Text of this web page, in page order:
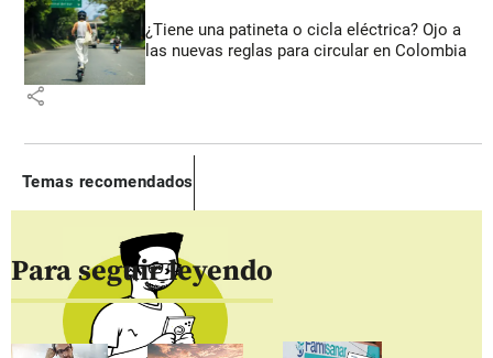
¿Tiene una patineta o cicla eléctrica? Ojo a
las nuevas reglas para circular en Colombia
share
Temas recomendados
Para seguir leyendo